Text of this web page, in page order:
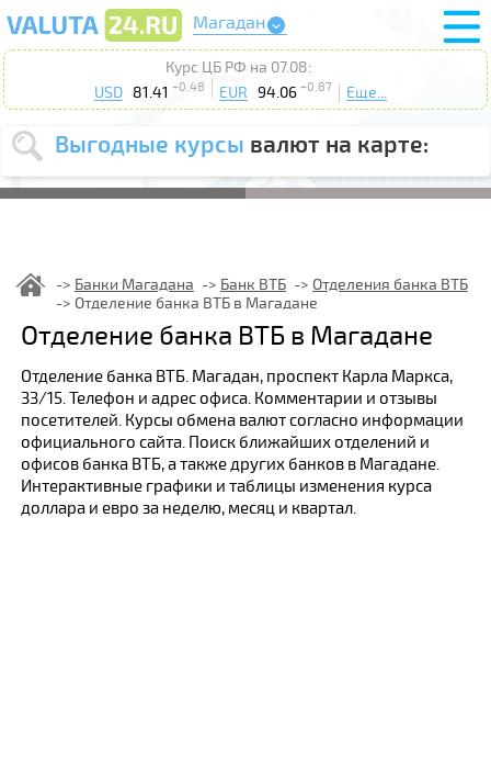
Магадан
Курс ЦБ РФ на 07.08:
USD 81.41 +0.48 EUR 94.06 +0.87 Еще...
Выгодные курсы валют на карте:
Выберите
USD EUR
курс от
Выберите
действие: Продать
Поиск
Банки Магадана Банк ВТБ
Отделения банка ВТБ
Отделение банка ВТБ в Магадане
Отделение банка ВТБ в Магадане
Отделение банка ВТБ. Магадан, проспект Карла Маркса,
33/15. Телефон и адрес офиса. Комментарии и отзывы
посетителей. Курсы обмена валют согласно информации
официального сайта. Поиск ближайших отделений и
офисов банка ВТБ, а также других банков в Магадане.
Интерактивные графики и таблицы изменения курса
доллара и евро за неделю, месяц и квартал.